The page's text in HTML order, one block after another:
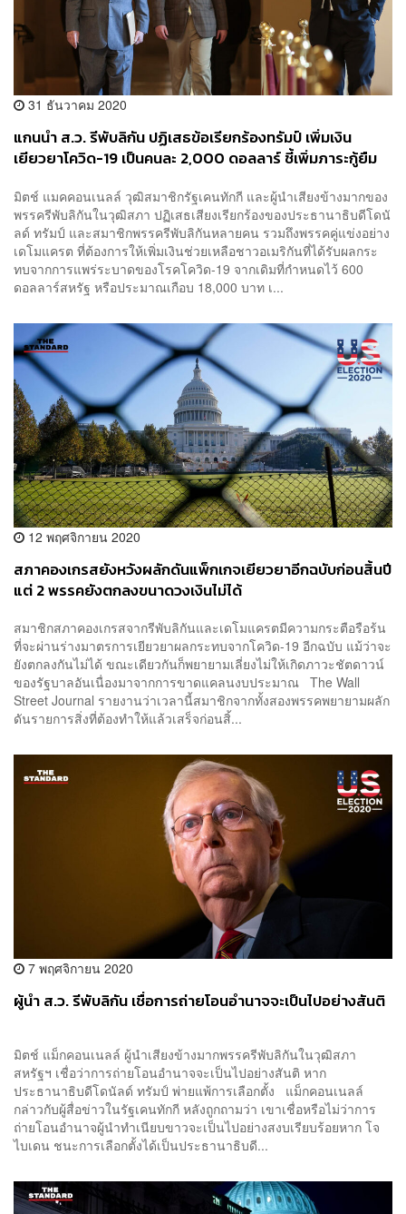
31 ธันวาคม 2020
แกนนำ ส.ว. รีพับลิกัน ปฏิเสธข้อเรียกร้องทรัมป์ เพิ่มเงิน
เยียวยาโควิด-19 เป็นคนละ 2,000 ดอลลาร์ ชี้เพิ่มภาระกู้ยืม
มิตช์ แมคคอนเนลล์ วุฒิสมาชิกรัฐเคนทักกี และผู้นำเสียงข้างมากของ
พรรครีพับลิกันในวุฒิสภา ปฏิเสธเสียงเรียกร้องของประธานาธิบดีโดนั
ลด์ ทรัมป์ และสมาชิกพรรครีพับลิกันหลายคน รวมถึงพรรคคู่แข่งอย่าง
เดโมแครต ที่ต้องการให้เพิ่มเงินช่วยเหลือชาวอเมริกันที่ได้รับผลกระ
ทบจากการแพร่ระบาดของโรคโควิด-19 จากเดิมที่กำหนดไว้ 600
ดอลลาร์สหรัฐ หรือประมาณเกือบ 18,000 บาท เ...
12 พฤศจิกายน 2020
สภาคองเกรสยังหวังผลักดันแพ็กเกจเยียวยาอีกฉบับก่อนสิ้นปี
แต่ 2 พรรคยังตกลงขนาดวงเงินไม่ได้
สมาชิกสภาคองเกรสจากรีพับลิกันและเดโมแครตมีความกระตือรือร้น
ที่จะผ่านร่างมาตรการเยียวยาผลกระทบจากโควิด-19 อีกฉบับ แม้ว่าจะ
ยังตกลงกันไม่ได้ ขณะเดียวกันก็พยายามเลี่ยงไม่ให้เกิดภาวะชัตดาวน์
ของรัฐบาลอันเนื่องมาจากการขาดแคลนงบประมาณ The Wall
Street Journal รายงานว่าเวลานี้สมาชิกจากทั้งสองพรรคพยายามผลัก
ดันรายการสิ่งที่ต้องทำให้แล้วเสร็จก่อนสิ้...
7 พฤศจิกายน 2020
ผู้นำ ส.ว. รีพับลิกัน เชื่อการถ่ายโอนอำนาจจะเป็นไปอย่างสันติ
มิตช์ แม็กคอนเนลล์ ผู้นำเสียงข้างมากพรรครีพับลิกันในวุฒิสภา
สหรัฐฯ เชื่อว่าการถ่ายโอนอำนาจจะเป็นไปอย่างสันติ หาก
ประธานาธิบดีโดนัลด์ ทรัมป์ พ่ายแพ้การเลือกตั้ง แม็กคอนเนลล์
กล่าวกับผู้สื่อข่าวในรัฐเคนทักกี หลังถูกถามว่า เขาเชื่อหรือไม่ว่าการ
ถ่ายโอนอำนาจผู้นำทำเนียบขาวจะเป็นไปอย่างสงบเรียบร้อยหาก โจ
ไบเดน ชนะการเลือกตั้งได้เป็นประธานาธิบดี...